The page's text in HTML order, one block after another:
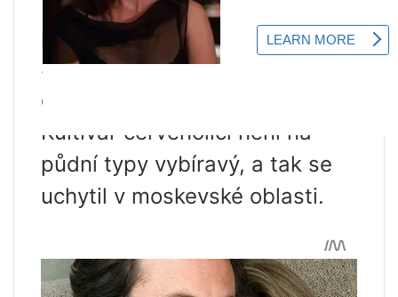
potěší majitele plody do tří let.
Strom plodí každoročně a
dozrává do konce července.
Kultivar červenolící není na
půdní typy vybíravý, a tak se
uchytil v moskevské oblasti.